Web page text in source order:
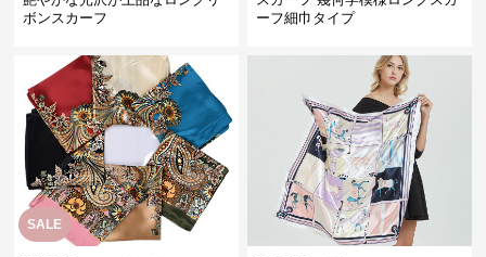
ボンスカーフ
ーフ細巾タイプ
SALE